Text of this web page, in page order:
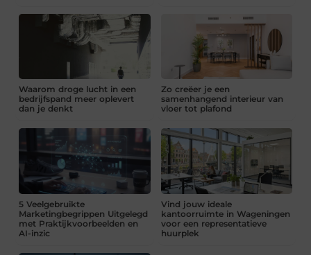
Waarom droge lucht in een
bedrijfspand meer oplevert
dan je denkt
Zo creëer je een
samenhangend interieur van
vloer tot plafond
5 Veelgebruikte
Marketingbegrippen Uitgelegd
met Praktijkvoorbeelden en
AI-inzic
Vind jouw ideale
kantoorruimte in Wageningen
voor een representatieve
huurplek